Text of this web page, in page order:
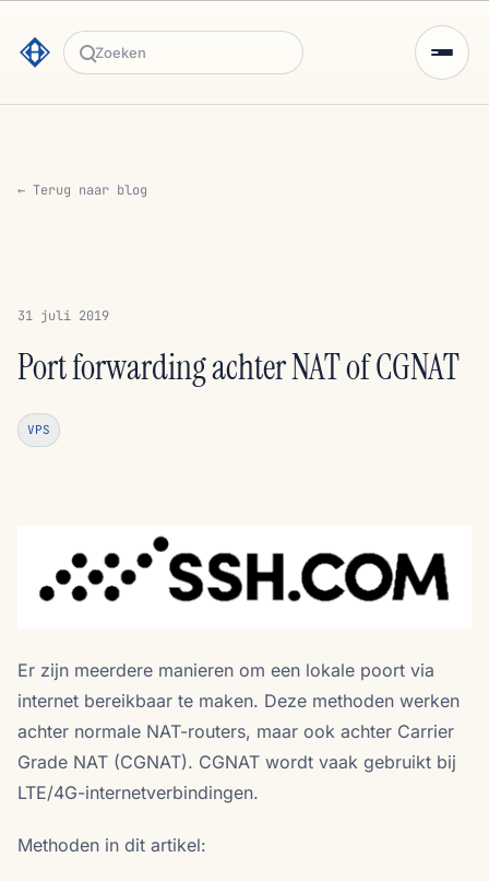
Zoeken
← Terug naar blog
31 juli 2019
Port forwarding achter NAT of CGNAT
VPS
Er zijn meerdere manieren om een lokale poort via
internet bereikbaar te maken. Deze methoden werken
achter normale NAT-routers, maar ook achter Carrier
Grade NAT (CGNAT). CGNAT wordt vaak gebruikt bij
LTE/4G-internetverbindingen.
Methoden in dit artikel: